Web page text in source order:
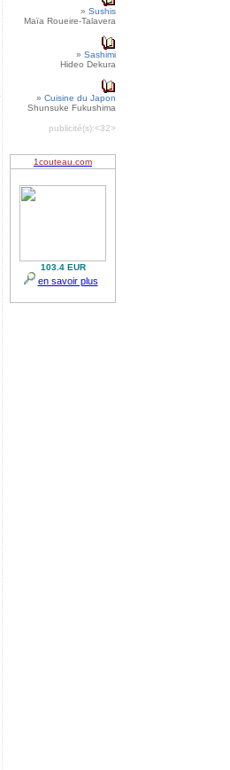
» Sushis
Maïa Roueire-Talavera
» Sashimi
Hideo Dekura
» Cuisine du Japon
Shunsuke Fukushima
publicité(s):<32>